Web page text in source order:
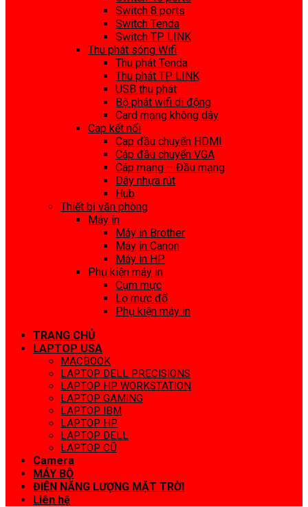
Switch 8 ports
Switch Tenda
Switch TP LINK
Thu phát sóng Wifi
Thu phát Tenda
Thu phát TP LINK
USB thu phát
Bộ phát wifi di động
Card mạng không dây
Cap kết nối
Cap đầu chuyển HDMI
Cáp đầu chuyển VGA
Cáp mạng – Đầu mạng
Dây nhựa rút
Hub
Thiết bị văn phòng
Máy in
Máy in Brother
Máy in Canon
Máy in HP
Phụ kiện máy in
Cụm mực
Lọ mực đổ
Phụ kiện máy in
TRANG CHỦ
LAPTOP USA
MACBOOK
LAPTOP DELL PRECISIONS
LAPTOP HP WORKSTATION
LAPTOP GAMING
LAPTOP IBM
LAPTOP HP
LAPTOP DELL
LAPTOP CŨ
Camera
MÁY BỘ
ĐIỆN NĂNG LƯỢNG MẶT TRỜI
Liên hệ